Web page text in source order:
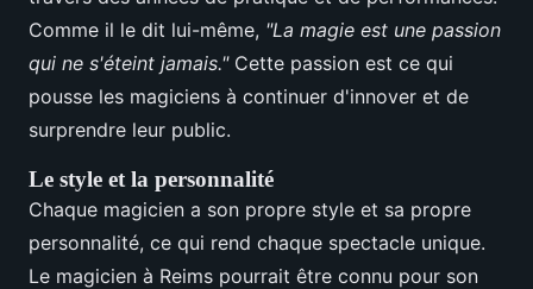
Comme il le dit lui-même, "La magie est une passion
qui ne s'éteint jamais."Cette passion est ce qui
pousse les magiciens à continuer d'innover et de
surprendre leur public.
Le style et la personnalité
Chaque magicien a son propre style et sa propre
personnalité, ce qui rend chaque spectacle unique.
Le magicien à Reims pourrait être connu pour son